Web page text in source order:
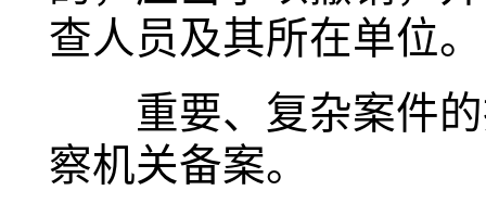
查人员及其所在单位。
重要、复杂案件的
察机关备案。